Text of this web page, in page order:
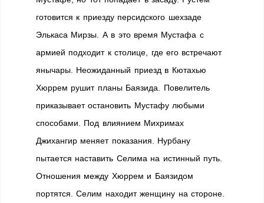
готовится к приезду персидского шехзаде
Элькаса Мирзы. А в это время Мустафа с
армией подходит к столице, где его встречают
янычары. Неожиданный приезд в Кютахью
Хюррем рушит планы Баязида. Повелитель
приказывает остановить Мустафу любыми
способами. Под влиянием Михримах
Джихангир меняет показания. Нурбану
пытается наставить Селима на истинный путь.
Отношения между Хюррем и Баязидом
портятся. Селим находит женщину на стороне.